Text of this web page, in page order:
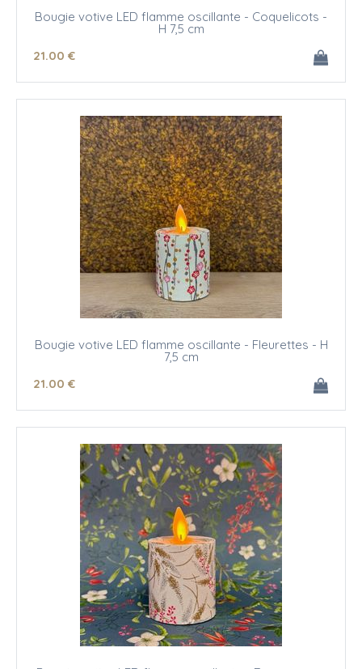
Bougie votive LED flamme oscillante - Coquelicots -
H 7,5 cm
21.00 €
Bougie votive LED flamme oscillante - Fleurettes - H
7,5 cm
21.00 €